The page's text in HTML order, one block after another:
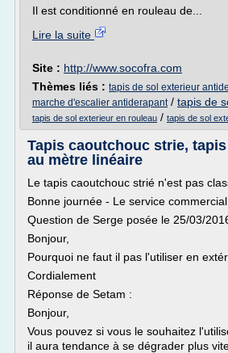
Il est conditionné en rouleau de...
Lire la suite
Site : http://www.socofra.com
Thèmes liés : tapis de sol exterieur
marche d'escalier antiderapant/ tapis de
tapis de sol exterieur en rouleau / tapis de sol
Tapis caoutchouc strie,
au mètre linéaire
Le tapis caoutchouc strié n'est pas
Bonne journée - Le service commercial.
Question de Serge posée le 25/03/
Bonjour,
Pourquoi ne faut il pas l'utiliser en
Cordialement
Réponse de Setam :
Bonjour,
Vous pouvez si vous le souhaitez
il aura tendance à se dégrader plus